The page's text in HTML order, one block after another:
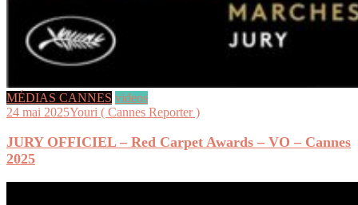
MÉDIAS CANNES videos
24 mai 2025Youri ( Cannes Reporter )
JURY OFFICIEL – Red Carpet Awards – VO – Cannes
2025